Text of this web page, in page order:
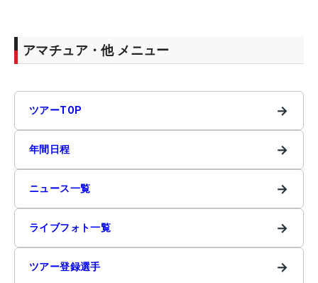
アマチュア・他 メニュー
ツアーTOP →
年間日程 →
ニュース一覧 →
ライブフォト一覧 →
ツアー登録選手 →